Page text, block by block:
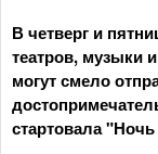
В четверг и
театров, музыки
могут смело
стартовала "Ночь